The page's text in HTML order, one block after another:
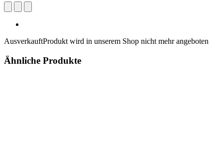
AusverkauftProdukt wird in unserem Shop nicht mehr angeboten
Ähnliche Produkte